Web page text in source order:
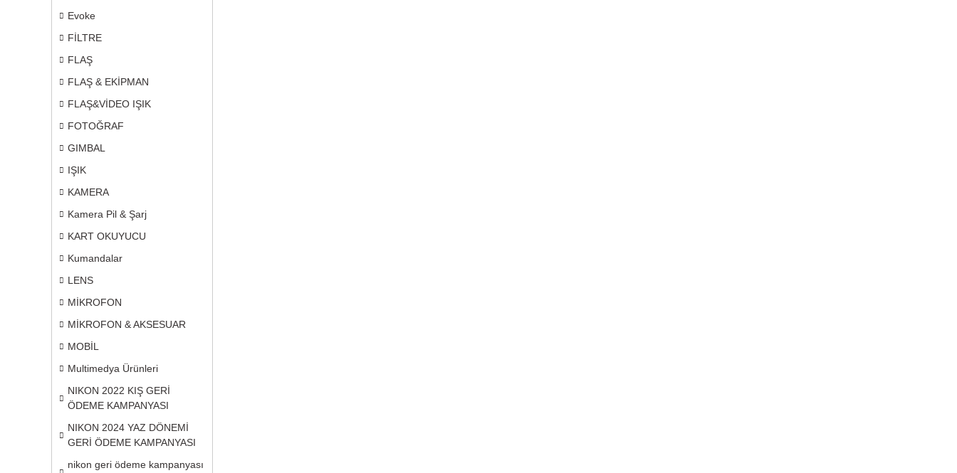
Evoke
FİLTRE
FLAŞ
FLAŞ & EKİPMAN
FLAŞ&VİDEO IŞIK
FOTOĞRAF
GIMBAL
IŞIK
KAMERA
Kamera Pil & Şarj
KART OKUYUCU
Kumandalar
LENS
MİKROFON
MİKROFON & AKSESUAR
MOBİL
Multimedya Ürünleri
NIKON 2022 KIŞ GERİ
ÖDEME KAMPANYASI
NIKON 2024 YAZ DÖNEMİ
GERİ ÖDEME KAMPANYASI
nikon geri ödeme kampanyası